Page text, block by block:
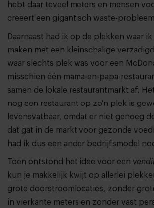
hebt daar teveel meters en mensen
creeert een gigantisch waste-
Daarnaast had ik op de plekken waar
maken met een kleinschalige
waar slechts plek was voor een
misschien één mama-en-papa-
samen de lokale restaurantmarkt af.
nog een restaurant op zo'n plek is
levensvatbaar, omdat er niet genoeg
dat gat in de markt voor gezonde
had ik dus een ander bedrijfsmodel
Toen ontstond het idee voor een
kun je makkelijk kwijt op allerlei
grote doorstroomlocaties, zonder
in vierkante meters en zonder vast